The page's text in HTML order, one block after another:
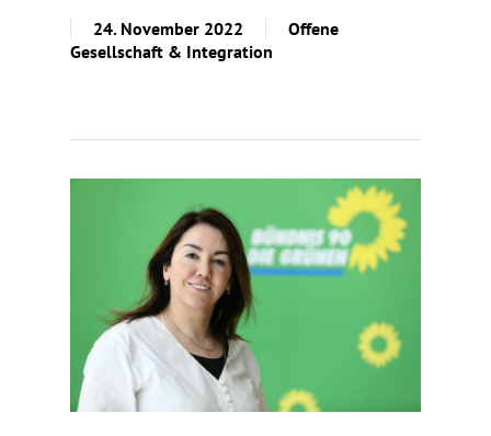
24. November 2022
Offene
Gesellschaft & Integration